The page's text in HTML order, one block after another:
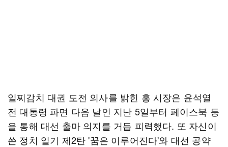
일찌감치 대권 도전 의사를 밝힌 홍 시장은 윤석열
전 대통령 파면 다음 날인 지난 5일부터 페이스북 등
을 통해 대선 출마 의지를 거듭 피력했다. 또 자신이
쓴 정치 일기 제2탄 '꿈은 이루어진다'와 대선 공약